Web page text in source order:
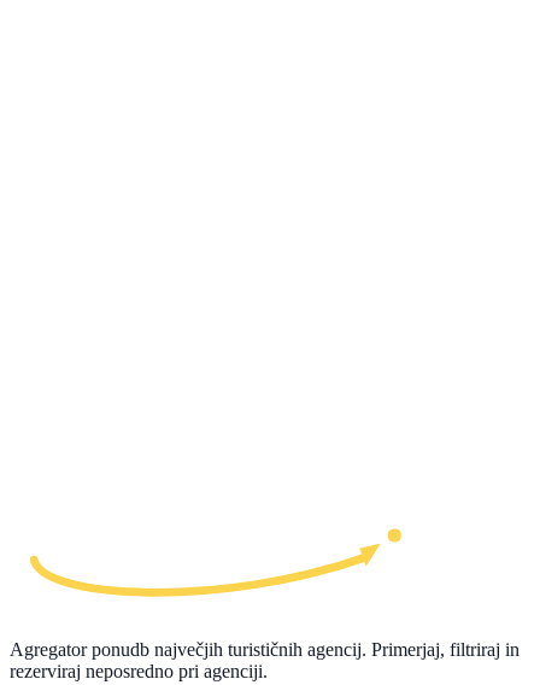
Agregator ponudb največjih turističnih agencij. Primerjaj, filtriraj in
rezerviraj neposredno pri agenciji.